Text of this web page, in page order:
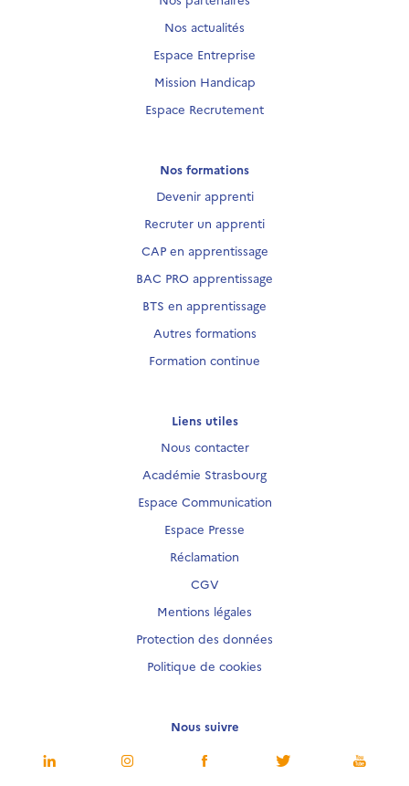
Nos actualités
Espace Entreprise
Mission Handicap
Espace Recrutement
Nos formations
Devenir apprenti
Recruter un apprenti
CAP en apprentissage
BAC PRO apprentissage
BTS en apprentissage
Autres formations
Formation continue
Liens utiles
Nous contacter
Académie Strasbourg
Espace Communication
Espace Presse
Réclamation
CGV
Mentions légales
Protection des données
Politique de cookies
Nous suivre